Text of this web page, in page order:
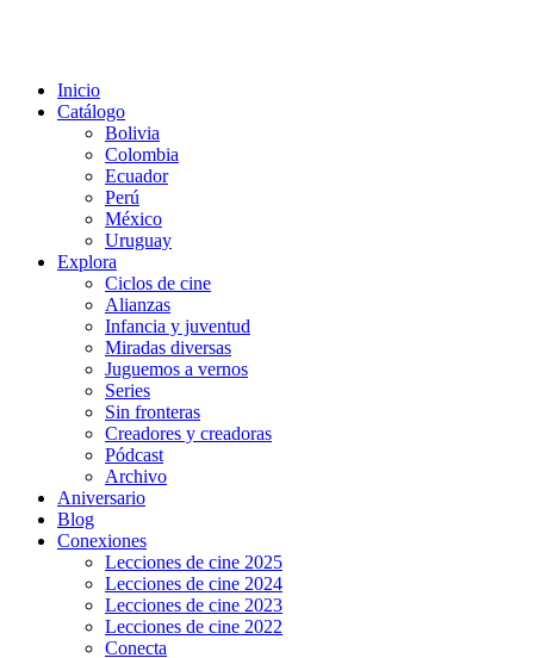
Inicio
Catálogo
Bolivia
Colombia
Ecuador
Perú
México
Uruguay
Explora
Ciclos de cine
Alianzas
Infancia y juventud
Miradas diversas
Juguemos a vernos
Series
Sin fronteras
Creadores y creadoras
Pódcast
Archivo
Aniversario
Blog
Conexiones
Lecciones de cine 2025
Lecciones de cine 2024
Lecciones de cine 2023
Lecciones de cine 2022
Conecta